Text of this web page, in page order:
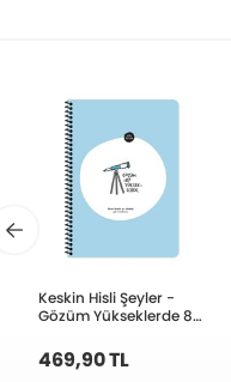
Keskin Hisli Şeyler -
Gözüm Yükseklerde 80
Spiralli Stickerli Defter
500518-99
469,90 TL